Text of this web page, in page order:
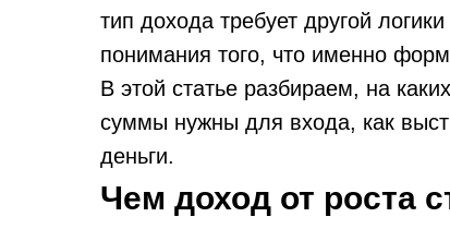
тип дохода требует другой
понимания того, что именно
В этой статье разбираем, на
суммы нужны для входа, как
деньги.
Чем доход от роста